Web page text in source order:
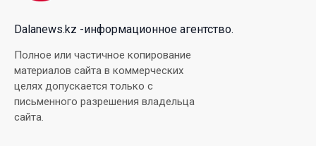
Димаш Кудайберген выпустил клип с красивой
хореографией на народную песню
31 Июл. 2026 14:11
Dalanews.kz -информационное агентство.
Полное или частичное копирование
материалов сайта в коммерческих
целях допускается только с
письменного разрешения владельца
сайта.